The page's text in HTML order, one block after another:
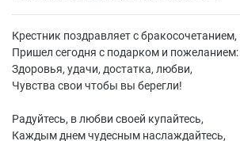
Крестник поздравляет с бракосочетанием,
Пришел сегодня с подарком и пожеланием:
Здоровья, удачи, достатка, любви,
Чувства свои чтобы вы берегли!
Радуйтесь, в любви своей купайтесь,
Каждым днем чудесным наслаждайтесь,